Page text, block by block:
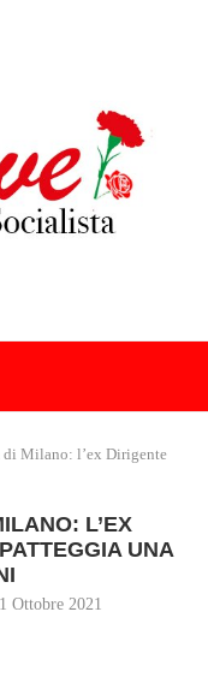
di Milano: l’ex Dirigente
L’EX
UNA
Ottobre 2021